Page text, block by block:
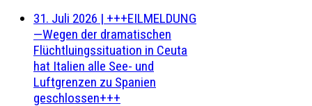
31. Juli 2026 | +++EILMELDUNG
—Wegen der dramatischen
Flüchtluingssituation in Ceuta
hat Italien alle See- und
Luftgrenzen zu Spanien
geschlossen+++